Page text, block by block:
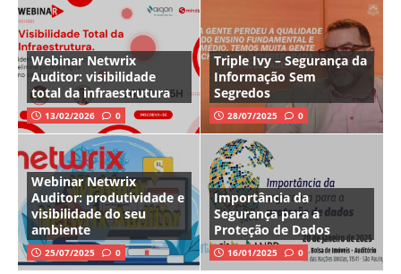
Webinar Netwrix
Auditor: visibilidade
total da infraestrutura
13/02/2026 0
Triple Ivy – Segurança da
Informação Sem
Segredos
28/07/2025 0
Webinar Netwrix
Auditor: produtividade e
visibilidade do seu
ambiente
25/07/2025 0
Importância da
Segurança para a
Proteção de Dados
16/01/2025 0